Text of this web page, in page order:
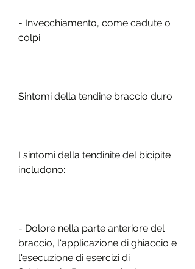
- Invecchiamento, come cadute o
colpi
Sintomi della tendine braccio duro
I sintomi della tendinite del bicipite
includono:
- Dolore nella parte anteriore del
braccio, l'applicazione di ghiaccio e
l'esecuzione di esercizi di